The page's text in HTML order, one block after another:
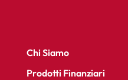
Chi Siamo
Prodotti Finanziari